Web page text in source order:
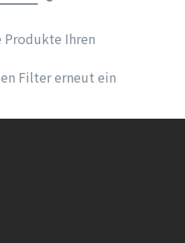
Produkte Ihren
Filter erneut ein